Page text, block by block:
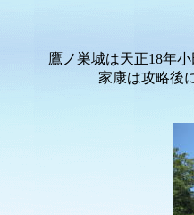
鷹ノ巣城は天正18年
家康は攻略後